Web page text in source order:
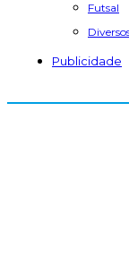
Futsal
Publicidade